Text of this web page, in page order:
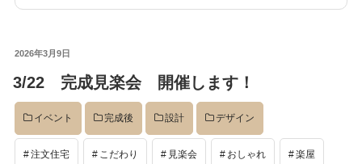
投
日:
2026年3月9日
3/22 完成見楽会 開催します！
イベント 完成後 設計 デザイン
注文住宅 こだわり 見楽会 おしゃれ 楽屋